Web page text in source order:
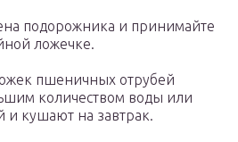
подорожника и принимайте
ложечке.
пшеничных отрубей
количеством воды или
и кушают на завтрак.